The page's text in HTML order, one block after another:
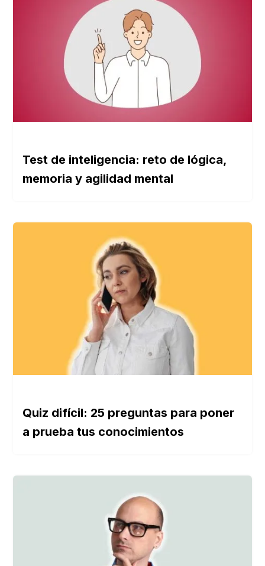
Test de inteligencia: reto de lógica,
memoria y agilidad mental
Quiz difícil: 25 preguntas para poner
a prueba tus conocimientos